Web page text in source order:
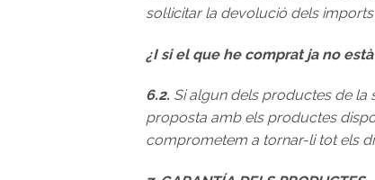
sol·licitar la devolució dels
¿I si el que he comprat ja no
6.2. Si algun dels productes de la
proposta amb els productes
comprometem a tornar-li tot els